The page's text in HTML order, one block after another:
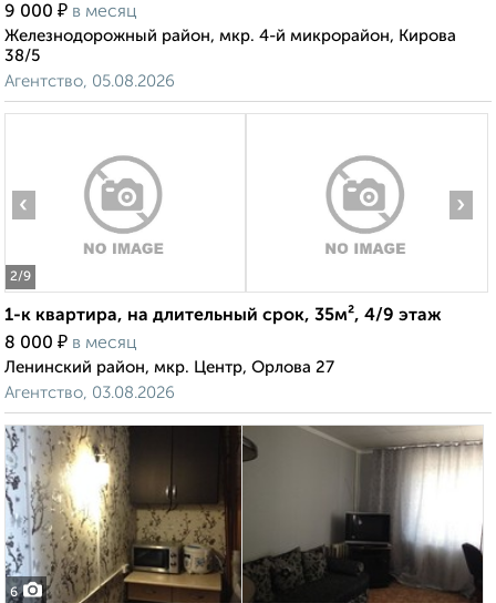
9 000 ₽ в месяц
Железнодорожный район, мкр. 4-й микрорайон, Кирова
38/5
Агентство, 05.08.2026
2/9
‹ ›
1-к квартира, на длительный срок, 35м², 4/9 этаж
8 000 ₽ в месяц
Ленинский район, мкр. Центр, Орлова 27
Агентство, 03.08.2026
6